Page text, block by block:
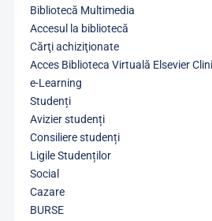
Bibliotecă Multimedia
Accesul la bibliotecă
Cărţi achiziţionate
Acces Biblioteca Virtuală Elsevier
e-Learning
Studenți
Avizier studenți
Consiliere studenți
Ligile Studenților
Social
Cazare
BURSE